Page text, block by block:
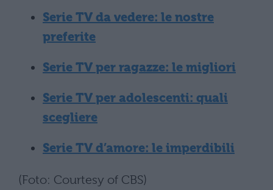
Serie TV da vedere: le nostre
preferite
Serie TV per ragazze: le migliori
Serie TV per adolescenti: quali
scegliere
Serie TV d’amore: le imperdibili
(Foto: Courtesy of CBS)